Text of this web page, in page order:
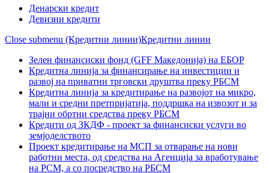
Денарски кредит
Девизни кредити
Close submenu (Кредитни линии)Кредитни линии
Зелен финансиски фонд (GFF Македонија) на ЕБОР
Кредитна линија за финансирање на инвестиции и
развој на приватни трговски друштва преку РБСМ
Кредитна линија за кредитирање на развојот на микро,
мали и средни претпријатија, поддршка на извозот и за
трајни обртни средства преку РБСМ
Кредити од ЗКДФ - проект за финансиски услуги во
земјоделството
Проект кредитирање на МСП за отварање на нови
работни места, од средства на Агенција за вработување
на РСМ, а со посредство на РБСМ